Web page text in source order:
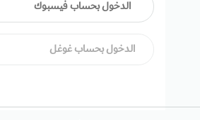
الدخول بحساب فيسبوك
الدخول بحساب غوغل